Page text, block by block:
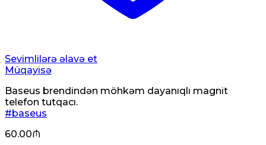
Sevimlilərə əlavə et
Müqayisə
Baseus brendindən möhkəm dayanıqlı magnit
telefon tutqacı.
#baseus
60.00₼